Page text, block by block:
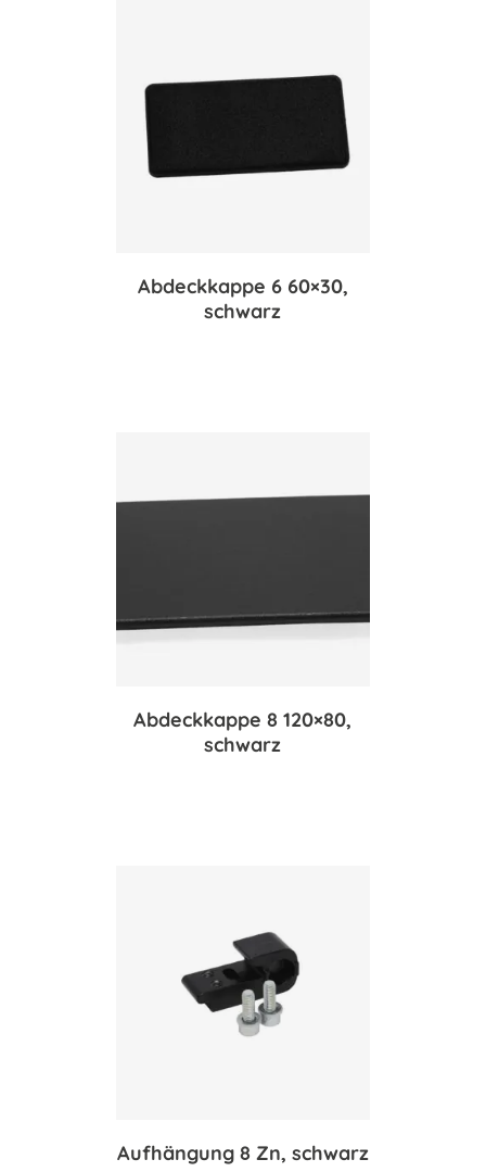
Abdeckkappe 6 60×30,
schwarz
Abdeckkappe 8 120×80,
schwarz
Aufhängung 8 Zn, schwarz